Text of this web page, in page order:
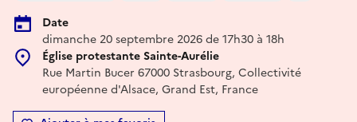
Date
dimanche 20 septembre 2026 de 17h30 à 18h
Église protestante Sainte-Aurélie
Rue Martin Bucer 67000 Strasbourg, Collectivité
européenne d'Alsace, Grand Est, France